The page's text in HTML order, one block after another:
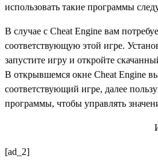
использовать такие программы
В случае с Cheat Engine вам
соответствующую этой игре.
запустите игру и откройте
В открывшемся окне Cheat Engine
соответствующий игре, далее
программы, чтобы управлять
[ad_2]